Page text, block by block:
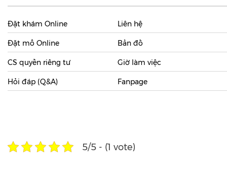
Tra cứu nhanh
Đặt khám Online
Đặt mổ Online
Liên hệ
Bản đồ